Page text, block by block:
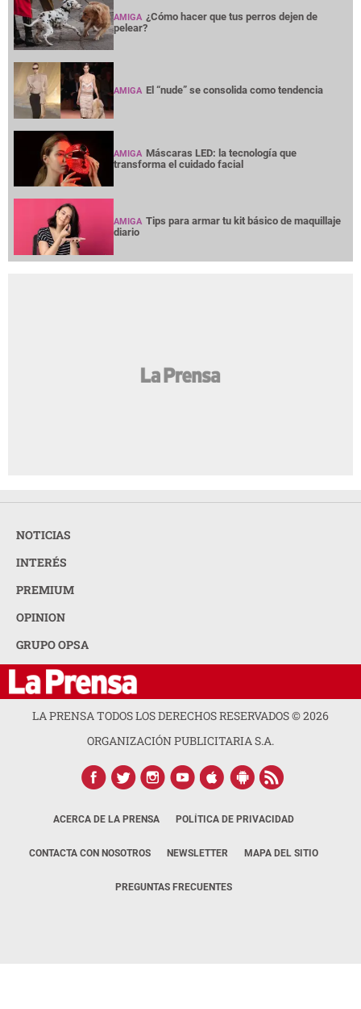
AMIGA ¿Cómo hacer que tus perros dejen de
pelear?
AMIGA El “nude” se consolida como tendencia
AMIGA Máscaras LED: la tecnología que
transforma el cuidado facial
AMIGA Tips para armar tu kit básico de maquillaje
diario
NOTICIAS
INTERÉS
PREMIUM
OPINION
GRUPO OPSA
LA PRENSA TODOS LOS DERECHOS RESERVADOS ©2026
ORGANIZACIÓN PUBLICITARIA S.A.
ACERCA DE LA PRENSA POLÍTICA DE PRIVACIDAD
CONTACTA CON NOSOTROS NEWSLETTER MAPA DEL SITIO
PREGUNTAS FRECUENTES